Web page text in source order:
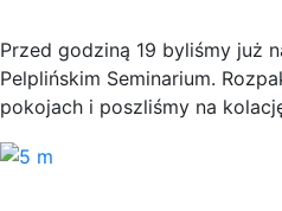
Przed godziną 19 byliśmy już
Pelplińskim Seminarium.
pokojach i poszliśmy na